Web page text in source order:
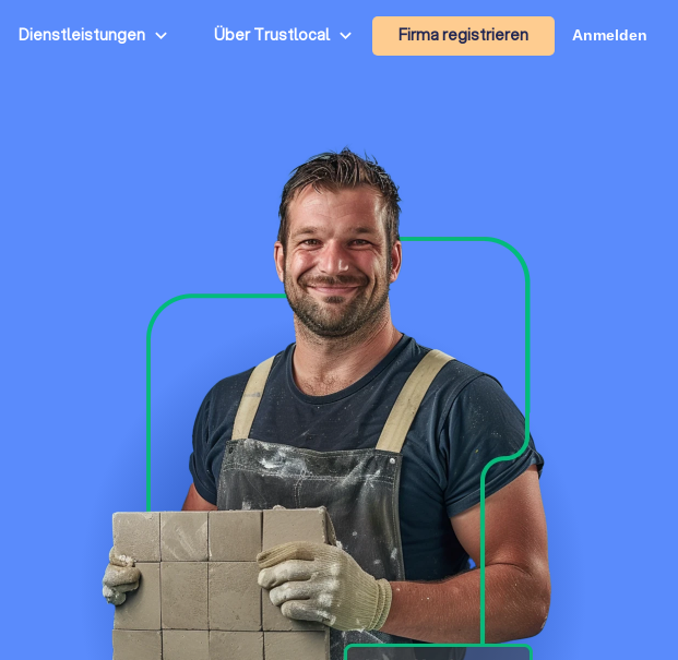
Dienstleistungen Über Trustlocal Firma registrieren Anmelden